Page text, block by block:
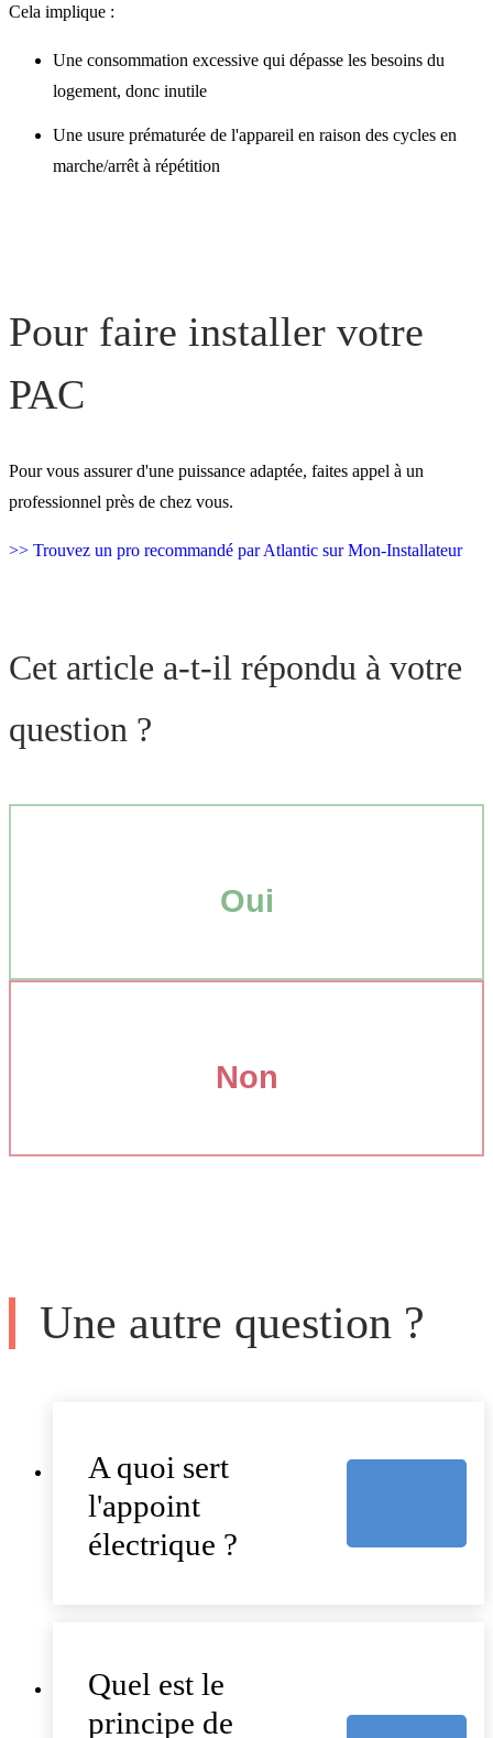
Cela implique :
Une consommation excessive qui dépasse les besoins du
logement, donc inutile
Une usure prématurée de l'appareil en raison des cycles en
marche/arrêt à répétition
Pour faire installer votre
PAC
Pour vous assurer d'une puissance adaptée, faites appel à un
professionnel près de chez vous.
>> Trouvez un pro recommandé par Atlantic sur Mon-Installateur
Cet article a-t-il répondu à votre
question ?
Oui
Non
Une autre question ?
A quoi sert
l'appoint
électrique ?
Quel est le
principe de